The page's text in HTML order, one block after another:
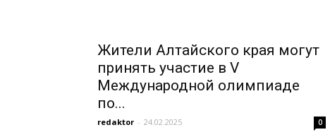
Жители Алтайского края могут
принять участие в V
Международной олимпиаде
по...
redaktor - 24.02.2025 0